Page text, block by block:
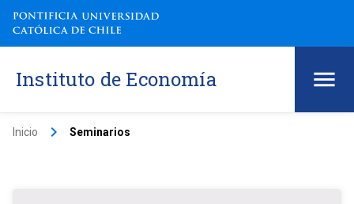
Instituto de Economía
Inicio keyboard_arrow_right Seminarios